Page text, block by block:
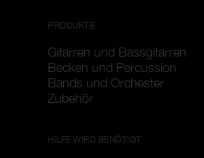
PRODUKTE
Gitarren und Bassgitarren
Becken und Percussion
Bands und Orchester
Zubehör
HILFE WIRD BENÖTIGT